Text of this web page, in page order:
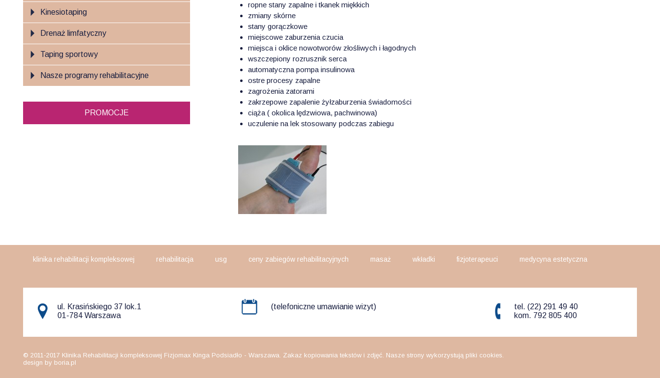
Kinesiotaping
Drenaż limfatyczny
Taping sportowy
Nasze programy rehabilitacyjne
PROMOCJE
ropne stany zapalne i tkanek miękkich
zmiany skórne
stany gorączkowe
miejscowe zaburzenia czucia
miejsca i oklice nowotworów złośliwych i łagodnych
wszczepiony rozrusznik serca
automatyczna pompa insulinowa
ostre procesy zapalne
zagrożenia zatorami
zakrzepowe zapalenie żyłzaburzenia świadomości
ciąża ( okolica lędzwiowa, pachwinowa)
uczulenie na lek stosowany podczas zabiegu
klinika rehabilitacji kompleksowej rehabilitacja usg ceny zabiegów rehabilitacyjnych masaż wkładki fizjoterapeuci medycyna estetyczna
ul. Krasińskiego 37 lok.1
01-784 Warszawa
(telefoniczne umawianie wizyt)
tel. (22) 291 49 40
kom. 792 805 400
© 2011-2017 Klinika Rehabilitacji kompleksowej Fizjomax Kinga Podsiadło - Warszawa. Zakaz kopiowania tekstów i zdjęć. Nasze strony wykorzystują pliki cookies.
design by boria.pl